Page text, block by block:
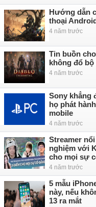
Hướng dẫn
thoại
4 năm trước
Tin buồn
không đổ
4 năm trước
Sony khẳng
họ phát
mobile
4 năm trước
Streamer
nghiệm với
cho mọi sự
4 năm trước
5 mẫu
này, nếu
13 ra mắt